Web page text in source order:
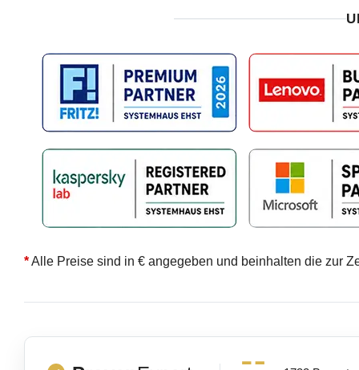
*Alle Preise sind in € angegeben und beinhalten die zur